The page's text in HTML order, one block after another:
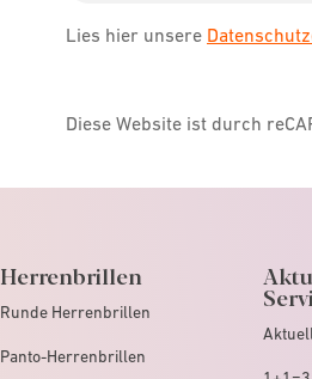
Lies hier unsere
Diese Website ist durch
Herrenbrillen
Runde Herrenbrillen
Panto-Herrenbrillen